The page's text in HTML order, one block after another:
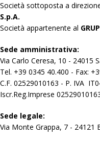
Società sottoposta a
S.p.A.
Società appartenente al
Sede amministrativa:
Via Carlo Ceresa, 10 - 24015
Tel. +39 0345 40.400 - Fax:
C.F. 02529010163 - P. IVA
Iscr.Reg.Imprese
Sede legale:
Via Monte Grappa, 7 - 24121